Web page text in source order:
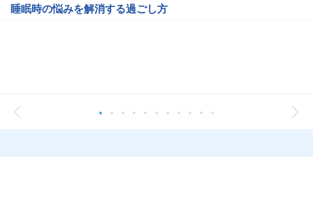
睡眠時の悩みを解消する過ごし方